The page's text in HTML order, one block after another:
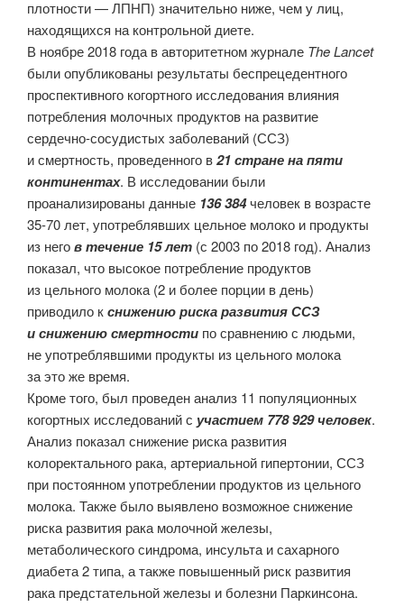
плотности — ЛПНП) значительно ниже, чем у лиц,
находящихся на контрольной диете.
В ноябре 2018 года в авторитетном журнале The Lancet
были опубликованы результаты беспрецедентного
проспективного когортного исследования влияния
потребления молочных продуктов на развитие
сердечно-сосудистых заболеваний (ССЗ)
и смертность, проведенного в21 стране на пяти
континентах. В исследовании были
проанализированы данные 136 384человек в возрасте
35-70 лет, употреблявших цельное молоко и продукты
из негов течение 15 лет (с 2003 по 2018 год). Анализ
показал, что высокое потребление продуктов
из цельного молока (2 и более порции в день)
приводило кснижению риска развития ССЗ
и снижению смертности по сравнению с людьми,
не употреблявшими продукты из цельного молока
за это же время.
Кроме того, был проведен анализ 11 популяционных
когортных исследований с участием 778 929 человек.
Анализ показал снижение риска развития
колоректального рака, артериальной гипертонии, ССЗ
при постоянном употреблении продуктов из цельного
молока. Также было выявлено возможное снижение
риска развития рака молочной железы,
метаболического синдрома, инсульта и сахарного
диабета 2 типа, а также повышенный риск развития
рака предстательной железы и болезни Паркинсона.